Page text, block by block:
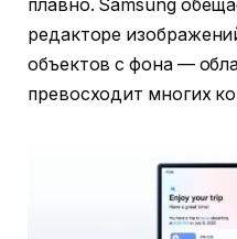
плавно. Samsung
редакторе
объектов с фона —
превосходит многих